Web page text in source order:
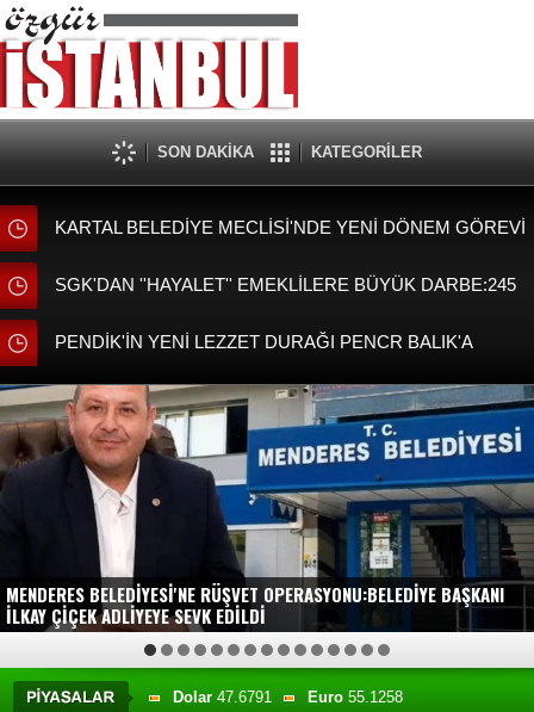
SON DAKİKA KATEGORİLER
KARTAL BELEDİYE MECLİSİ'NDE YENİ DÖNEM GÖREVİ
DAĞILIMI BELLİ OLDU
SGK'DAN ''HAYALET'' EMEKLİLERE BÜYÜK DARBE:245
BİN KİŞİNİ MAAŞI KESİLDİ!
PENDİK'İN YENİ LEZZET DURAĞI PENCR BALIK'A
BAŞKAN AHMET CİN'DEN ZİYARET
MENDERES BELEDİYESİ'NE RÜŞVET OPERASYONU:BELEDİYE BAŞKANI
İLKAY ÇİÇEK ADLİYEYE SEVK EDİLDİ
2 3 4 5 6 7 8 9 10 11 12 13 14 15
Dolar 47.6791 Euro 55.1258